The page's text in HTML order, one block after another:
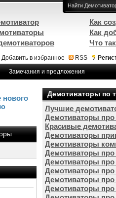
Добавить в избранное RSS
Замечания и предложения
нового
Демотиваторы по
Лучшие
Демотиваторы про
Красивые
Демотиваторы
Демотиваторы
Демотиваторы
Демотиваторы про
Демотиваторы
Демотиваторы
Демотиваторы
Как
Как
Что